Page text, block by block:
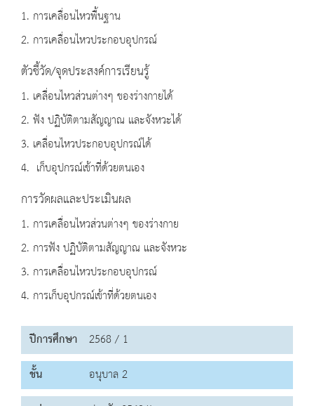
1. การเคลื่อนไหวพื้นฐาน
2. การเคลื่อนไหวประกอบอุปกรณ์
ตัวชี้วัด/จุดประสงค์การเรียนรู้
1. เคลื่อนไหวส่วนต่างๆ ของร่างกายได้
2. ฟัง ปฏิบัติตามสัญญาณ และจังหวะได้
3. เคลื่อนไหวประกอบอุปกรณ์ได้
4. เก็บอุปกรณ์เข้าที่ด้วยตนเอง
การวัดผลและประเมินผล
1. การเคลื่อนไหวส่วนต่างๆ ของร่างกาย
2. การฟัง ปฏิบัติตามสัญญาณ และจังหวะ
3. การเคลื่อนไหวประกอบอุปกรณ์
4. การเก็บอุปกรณ์เข้าที่ด้วยตนเอง
ปีการศึกษา 2568 / 1
ชั้น
อนุบาล 2